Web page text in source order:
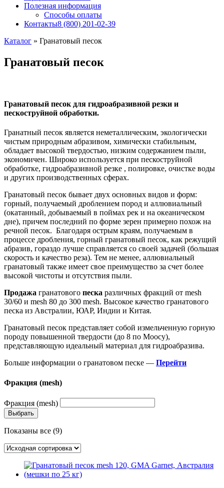
Полезная информация
Способы оплаты
Контакты8 (800) 201-02-39
Каталог » Гранатовый песок
Гранатовый песок
Гранатовый песок для гидроабразивной резки и
пескоструйной обработки.
Гранатный песок является неметаллическим, экологически
чистым природным абразивом, химически стабильным,
обладает высокой твердостью, низким содержанием пыли,
экономичен. Широко используется при пескоструйной
обработке, гидроабразивной резке , полировке, очистке воды
и других производственных сферах.
Гранатовый песок бывает двух основных видов и форм:
горный, получаемый дроблением пород и аллювиальный
(окатанный, добываемый в поймах рек и на океаническом
дне), причем последний по форме зерен примерно похож на
речной песок. Благодаря острым краям, получаемым в
процессе дробления, горный гранатовый песок, как режущий
абразив, гораздо лучше справляется со своей задачей (большая
скорость и качество реза). Тем не менее, аллювиальный
гранатовый также имеет свое преимущество за счет более
высокой чистоты и отсутствия пыли.
Продажа гранатового песка различных фракций от mesh
30/60 и mesh 80 до 300 mesh. Высокое качество гранатового
песка из Австралии, ЮАР, Индии и Китая.
Гранатовый песок представляет собой измельченную горную
породу повышенной твердости (до 8 по Моосу),
представляющую идеальный материал для гидроабразива.
Больше информации о гранатовом песке — Перейти
Фракция (mesh)
Фракция (mesh)
Выбрать
Показаны все (9)